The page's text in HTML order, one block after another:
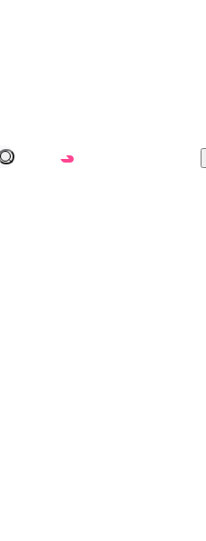
Écrivez-